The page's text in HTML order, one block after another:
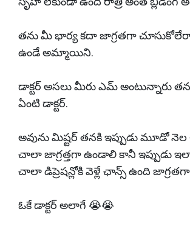
తను మీ భార్య కదా జాగ్రతగా
ఉండే అమ్మాయిని.
డాక్టర్ అసలు మీరు ఎమ్ అంటున్నారు
ఏంటి డాక్టర్.
అవును మిష్టర్ తనకి ఇప్పుడు మూడో
చాలా జాగ్రత్తగా ఉండాలి కానీ ఇప్పుడు
చాలా డిప్రెషన్లోకి వెళ్లే ఛాన్స్ ఉంది
ఓకే డాక్టర్ అలాగే 😭😭